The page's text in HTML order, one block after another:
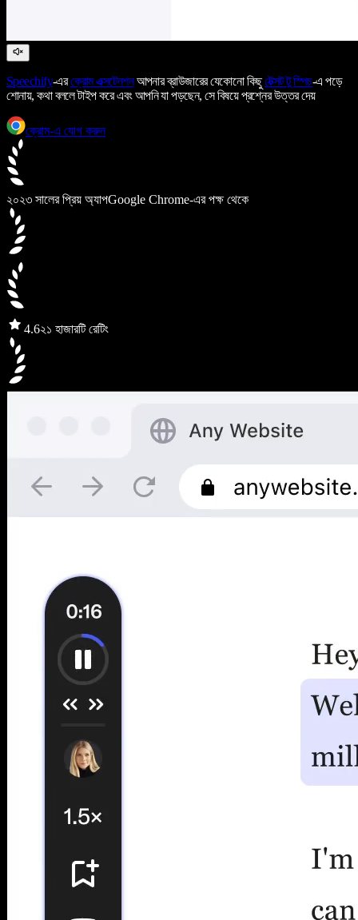
Speechify-এরক্রোম এক্সটেনশনআপনার ব্রাউজারের যেকোনো কিছুটেক্সট টু স্পিচ-এ পড়ে
শোনায়, কথা বললে টাইপ করে এবং আপনি যা পড়ছেন, সে বিষয়ে প্রশ্নের উত্তর দেয়
ক্রোম-এ যোগ করুন
২০২৩ সালের প্রিয় অ্যাপGoogle Chrome-এর পক্ষ থেকে
4.6২১ হাজারটি রেটিং